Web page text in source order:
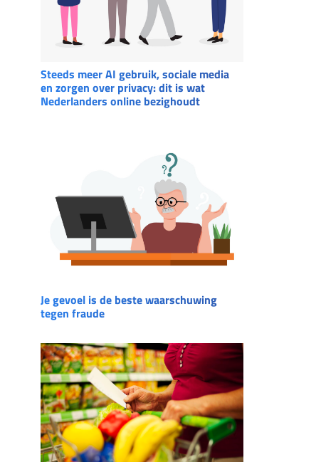
Steeds meer AI gebruik, sociale media
en zorgen over privacy: dit is wat
Nederlanders online bezighoudt
Je gevoel is de beste waarschuwing
tegen fraude